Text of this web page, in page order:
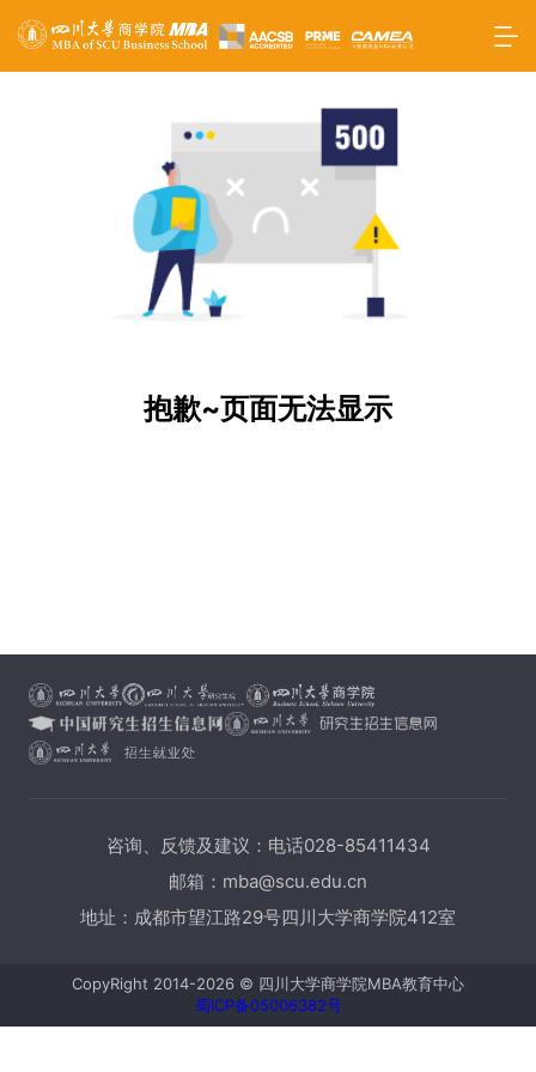
抱歉~页面无法显示
咨询、反馈及建议：电话028-85411434
邮箱：mba@scu.edu.cn
地址：成都市望江路29号四川大学商学院412室
CopyRight 2014-2026 © 四川大学商学院MBA教育中心
蜀ICP备05006382号